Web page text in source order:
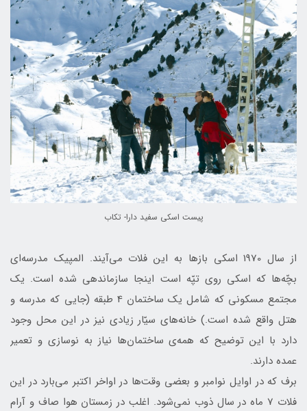
پيست اسكي سفيد دارا- تكاب
از سال 1970 اسکی باز‌ها به این فلات می‌آیند. المپیک مدرسه‌ای
بچّه‌ها که اسکی روی ‌تپّه است اینجا سازماندهی شده است. یک
مجتمع مسکونی که شامل یک ساختمان 4 طبقه (جایی که مدرسه و
هتل واقع شده است.) خانه‌های سيّار زيادی نيز در اين محل وجود
دارد با اين توضيح كه همه‌ی ساختمان‌ها نیاز به نوسازی و تعمیر
عمده دارند.
برف که در اوایل نوامبر و بعضی وقت‌ها در اواخر اکتبر می‌بارد در این
فلات 7 ماه در سال ذوب نمی‌شود. اغلب در زمستان هوا صاف و آرام